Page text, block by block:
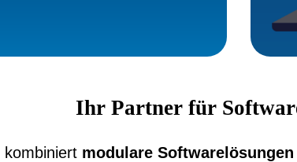
Ihr Partner für
kombiniert modulare Softwarelösungen